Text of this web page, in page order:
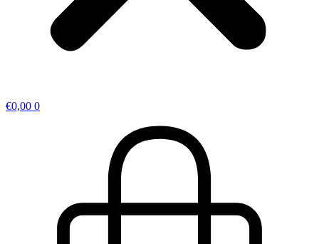
€0,00 0